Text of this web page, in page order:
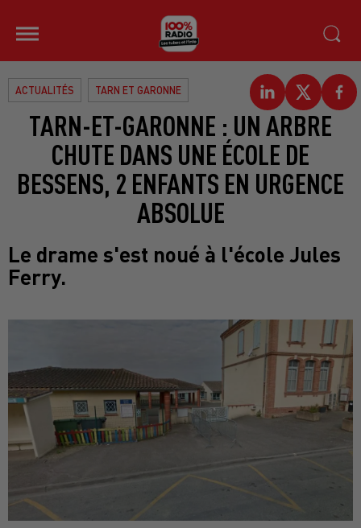
ACTUALITÉS TARN ET GARONNE
TARN-ET-GARONNE : UN ARBRE
CHUTE DANS UNE ÉCOLE DE
BESSENS, 2 ENFANTS EN URGENCE
ABSOLUE
Le drame s'est noué à l'école Jules
Ferry.